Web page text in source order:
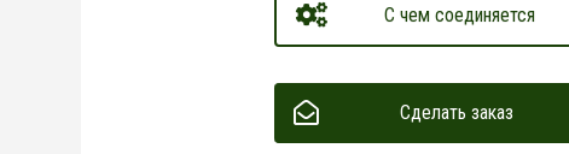
С чем соединяется
Сделать заказ